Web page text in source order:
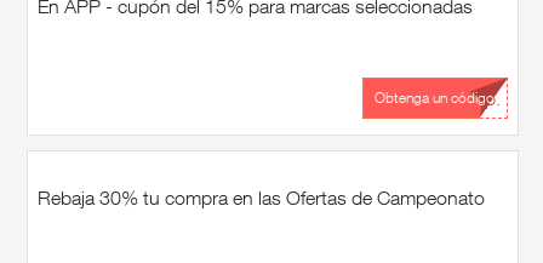
En APP - cupón del 15% para marcas seleccionadas
...p.
Obtenga un código
Rebaja 30% tu compra en las Ofertas de Campeonato